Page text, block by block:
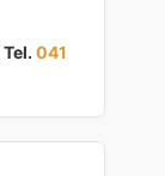
Tel. 041